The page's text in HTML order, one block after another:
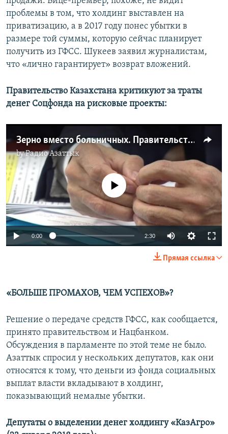
проблемы в том, что холдинг выставлен на
приватизацию, а в 2017 году понес убытки в
размере той суммы, которую сейчас планирует
получить из ГФСС. Шукеев заявил журналистам,
что «лично гарантирует» возврат вложений.
Правительство Казахстана критикуют за траты
денег Соцфонда на рисковые проекты:
Зерно вместо больничных. Правительство Казахстана критикуют за траты денег Соцфонда на рисковые проекты
byРадио Азаттык
No media source currently available
0:00 2:30
Прямая ссылка
«БОЛЬШЕ ПРОМАХОВ, ЧЕМ УСПЕХОВ»?
Решение о передаче средств ГФСС, как сообщается,
принято правительством и Нацбанком.
Обсуждения в парламенте по этой теме не было.
Азаттык спросил у нескольких депутатов, как они
относятся к тому, что деньги из фонда социальных
выплат власти вкладывают в холдинг,
показывающий немалые убытки.
Депутаты о выделении денег холдингу «КазАгро»